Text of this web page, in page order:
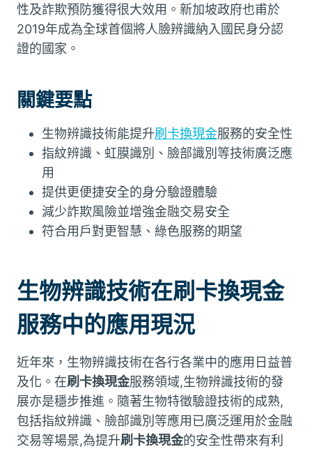
性及詐欺預防獲得很大效用。新加坡政府也甫於
2019年成為全球首個將人臉辨識納入國民身分認
證的國家。
關鍵要點
生物辨識技術能提升刷卡換現金服務的安全性
指紋辨識、虹膜識別、臉部識別等技術廣泛應
用
提供更便捷安全的身分驗證體驗
減少詐欺風險並增強金融交易安全
符合用戶對更智慧、綠色服務的期望
生物辨識技術在刷卡換現金
服務中的應用現況
近年來，生物辨識技術在各行各業中的應用日益普
及化。在刷卡換現金服務領域,生物辨識技術的發
展亦是穩步推進。隨著生物特徵驗證技術的成熟,
包括指紋辨識、臉部識別等應用已廣泛運用於金融
交易等場景,為提升刷卡換現金的安全性帶來有利